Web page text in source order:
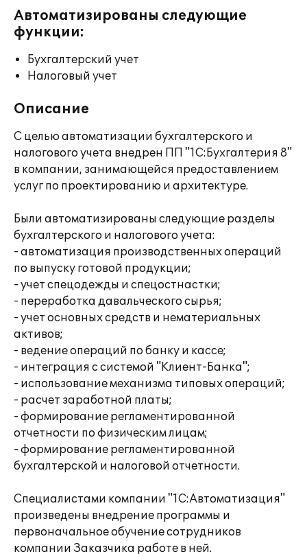
Автоматизированы следующие
функции:
Бухгалтерский учет
Налоговый учет
Описание
С целью автоматизации бухгалтерского и
налогового учета внедрен ПП "1С:Бухгалтерия 8"
в компании, занимающейся предоставлением
услуг по проектированию и архитектуре.
Были автоматизированы следующие разделы
бухгалтерского и налогового учета:
- автоматизация производственных операций
по выпуску готовой продукции;
- учет спецодежды и спецостнастки;
- переработка давальческого сырья;
- учет основных средств и нематериальных
активов;
- ведение операций по банку и кассе;
- интеграция с системой "Клиент-Банка";
- использование механизма типовых операций;
- расчет заработной платы;
- формирование регламентированной
отчетности по физическим лицам;
- формирование регламентированной
бухгалтерской и налоговой отчетности.
Специалистами компании "1С:Автоматизация"
произведены внедрение программы и
первоначальное обучение сотрудников
компании Заказчика работе в ней.